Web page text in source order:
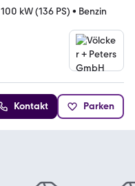
100 kW (136 PS) • Benzin
Kontakt Parken